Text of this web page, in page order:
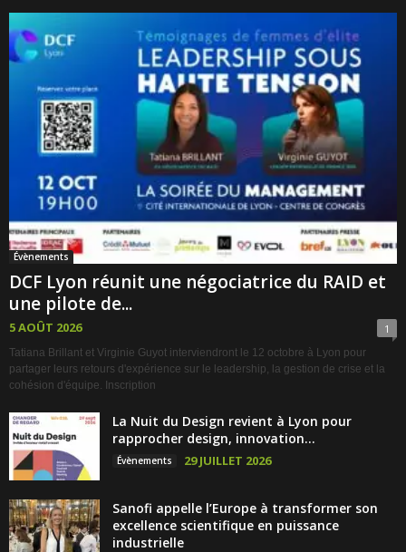
Évènements
DCF Lyon réunit une négociatrice du RAID et
une pilote de...
5 AOÛT 2026 1
Tatiana Brillant et Virginie Guyot interviendront le 12 octobre à Lyon pour
partager leurs retours d'expérience sur le leadership, la gestion de crise et la
cohésion d'équipe. Inscription
La Nuit du Design revient à Lyon pour
rapprocher design, innovation...
Évènements 29 JUILLET 2026
Sanofi appelle l’Europe à transformer son
excellence scientifique en puissance
industrielle